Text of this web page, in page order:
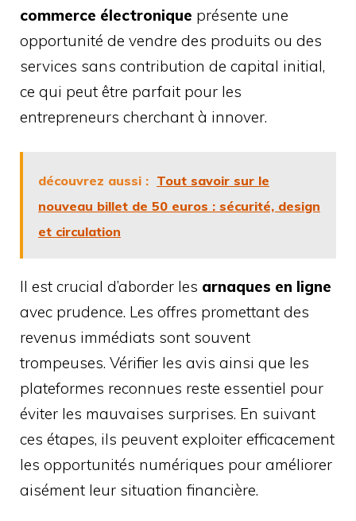
commerce électronique présente une
opportunité de vendre des produits ou des
services sans contribution de capital initial,
ce qui peut être parfait pour les
entrepreneurs cherchant à innover.
découvrez aussi : Tout savoir sur le
nouveau billet de 50 euros : sécurité, design
et circulation
Il est crucial d’aborder les arnaques en ligne
avec prudence. Les offres promettant des
revenus immédiats sont souvent
trompeuses. Vérifier les avis ainsi que les
plateformes reconnues reste essentiel pour
éviter les mauvaises surprises. En suivant
ces étapes, ils peuvent exploiter efficacement
les opportunités numériques pour améliorer
aisément leur situation financière.